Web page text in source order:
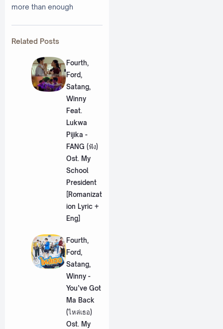
more than enough
Related Posts
Fourth,
Ford,
Satang,
Winny
Feat.
Lukwa
Pijika -
FANG (ฟัง)
Ost. My
School
President
[Romanizat
ion Lyric +
Eng]
Fourth,
Ford,
Satang,
Winny -
You’ve Got
Ma Back
(ไหล่เธอ)
Ost. My